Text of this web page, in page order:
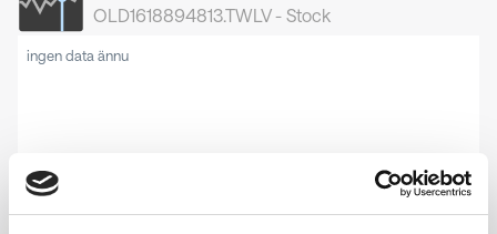
OLD1618894813.TWLV- Stock
ingen data ännu